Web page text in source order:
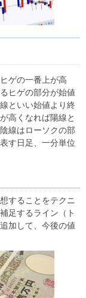
ゲの一番上が高
ヒゲの部分が始値
といい始値より終
高くなれば陽線と
線はローソクの部
す日足、一分単位
することをテクニ
足するライン（ト
加して、今後の値